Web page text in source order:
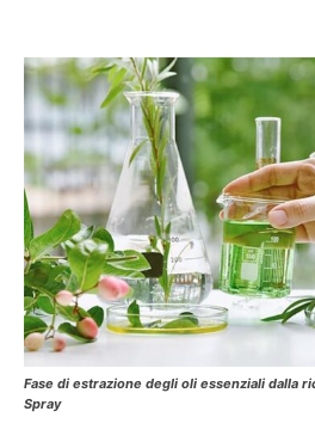
Fase di estrazione degli oli essenziali dalla
Spray